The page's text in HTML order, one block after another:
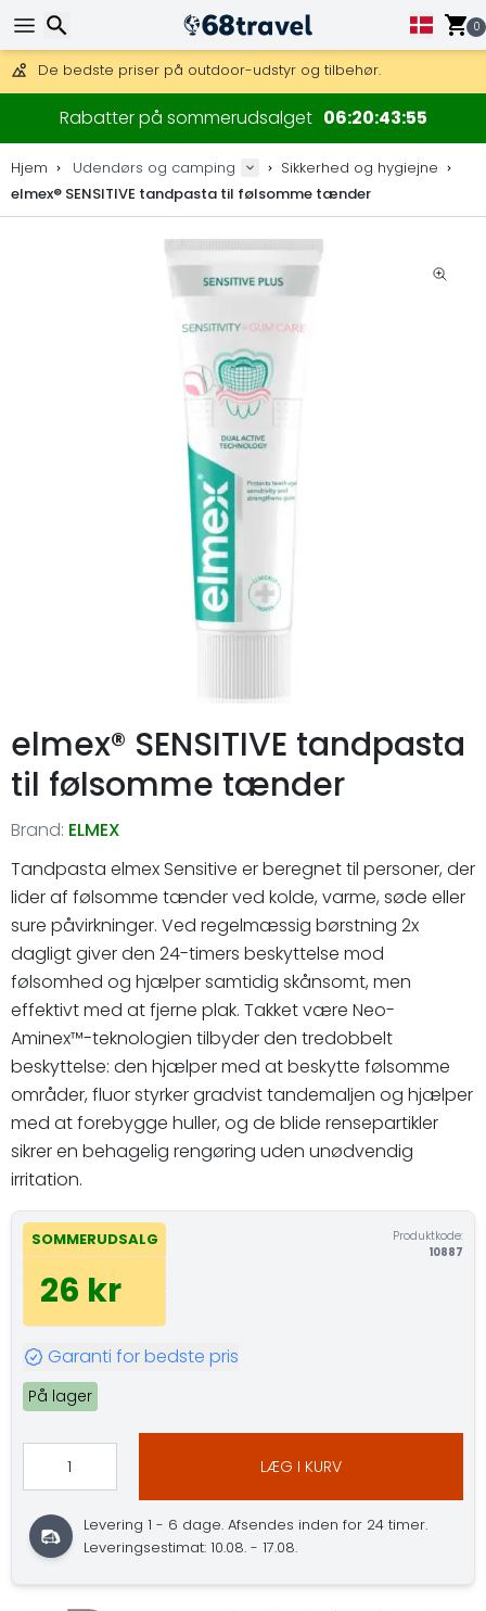
0
DHL Express fra dag til dag er også tilgængelig.
30 dages returret, 90 dage for trækort og dekorationer.
De bedste priser på outdoor-udstyr og tilbehør.
Rabatter på sommerudsalget 06204355
Hjem Udendørs og camping
Sikkerhed og hygiejne
elmex® SENSITIVE tandpasta til følsomme tænder
elmex® SENSITIVE tandpasta
til følsomme tænder
Brand: ELMEX
Tandpasta elmex Sensitive er beregnet til personer, der
lider af følsomme tænder ved kolde, varme, søde eller
sure påvirkninger. Ved regelmæssig børstning 2x
dagligt giver den 24-timers beskyttelse mod
følsomhed og hjælper samtidig skånsomt, men
effektivt med at fjerne plak. Takket være Neo-
Aminex™-teknologien tilbyder den tredobbelt
beskyttelse: den hjælper med at beskytte følsomme
områder, fluor styrker gradvist tandemaljen og hjælper
med at forebygge huller, og de blide rensepartikler
sikrer en behagelig rengøring uden unødvendig
irritation.
SOMMERUDSALG
26 kr
Produktkode:
10887
Garanti for bedste pris
På lager
LÆG I KURV
Levering 1 - 6 dage. Afsendes inden for 24 timer.
Leveringsestimat: 10.08. - 17.08.
Søg efter
Søg efter